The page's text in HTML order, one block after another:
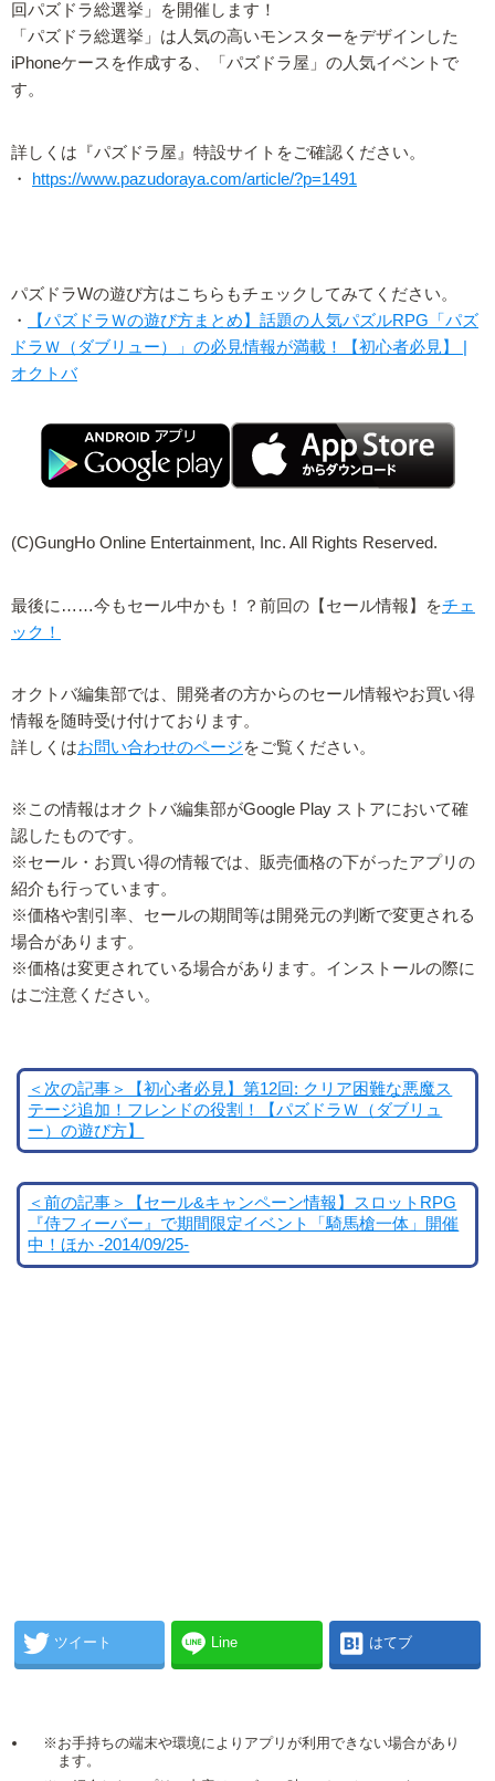
回パズドラ総選挙」を開催します！
「パズドラ総選挙」は人気の高いモンスターをデザインした
iPhoneケースを作成する、「パズドラ屋」の人気イベントで
す。
詳しくは『パズドラ屋』特設サイトをご確認ください。
・
https://www.pazudoraya.com/article/?p=1491
パズドラWの遊び方はこちらもチェックしてみてください。
・
【パズドラＷの遊び方まとめ】話題の人気パズルRPG「パズ
ドラＷ（ダブリュー）」の必見情報が満載！【初心者必見】 |
オクトバ
(C)GungHo Online Entertainment, Inc. All Rights Reserved.
最後に……今もセール中かも！？前回の【セール情報】をチェ
ック！
オクトバ編集部では、開発者の方からのセール情報やお買い得
情報を随時受け付けております。
詳しくはお問い合わせのページをご覧ください。
※この情報はオクトバ編集部がGoogle Play ストアにおいて確
認したものです。
※セール・お買い得の情報では、販売価格の下がったアプリの
紹介も行っています。
※価格や割引率、セールの期間等は開発元の判断で変更される
場合があります。
※価格は変更されている場合があります。インストールの際に
はご注意ください。
＜次の記事＞【初心者必見】第12回: クリア困難な悪魔ス
テージ追加！フレンドの役割！【パズドラＷ（ダブリュ
ー）の遊び方】
＜前の記事＞【セール&キャンペーン情報】スロットRPG
『侍フィーバー』で期間限定イベント「騎馬槍一体」開催
中！ほか -2014/09/25-
ツイート Line はてブ
※お手持ちの端末や環境によりアプリが利用できない場合があり
ます。